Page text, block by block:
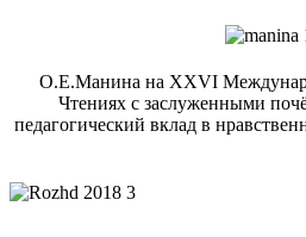
О.Е.Манина на XXVI
Чтениях с заслуженными
педагогический вклад в